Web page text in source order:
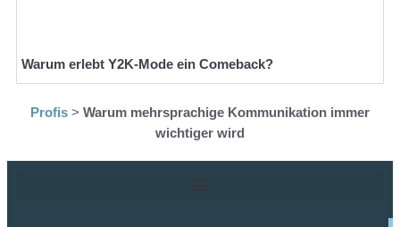
Warum erlebt Y2K-Mode ein Comeback?
Profis > Warum mehrsprachige Kommunikation immer
wichtiger wird